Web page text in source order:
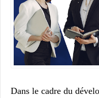
Dans le cadre du